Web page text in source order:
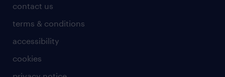
contact us
terms & conditions
accessibility
cookies